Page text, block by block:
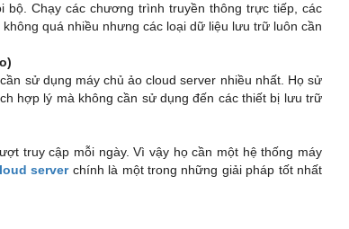
Chạy các chương trình truyền thông trực tiếp, các
quá nhiều nhưng các loại dữ liệu lưu trữ luôn cần
sử dụng máy chủ ảo cloud server nhiều nhất. Họ sử
hợp lý mà không cần sử dụng đến các thiết bị lưu trữ
truy cập mỗi ngày. Vì vậy họ cần một hệ thống máy
serverchính là một trong những giải pháp tốt nhất